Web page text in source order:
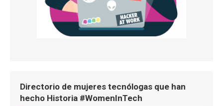
Directorio de mujeres tecnólogas que han
hecho Historia #WomenInTech